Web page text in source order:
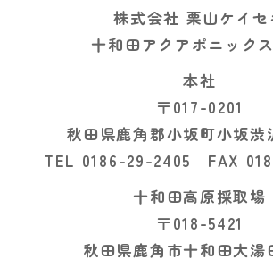
株式会社 栗山ケイセ
十和田アクアポニック
本社
〒017-0201
秋田県鹿角郡小坂町小坂渋
TEL 0186-29-2405 FAX
十和田高原採取場
〒018-5421
秋田県鹿角市十和田大湯